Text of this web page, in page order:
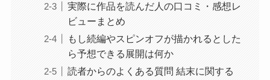
実際に作品を読んだ人の口コミ・感想レ
ビューまとめ
もし続編やスピンオフが描かれるとした
ら予想できる展開は何か
読者からのよくある質問 結末に関する